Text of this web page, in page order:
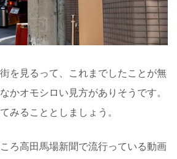
を見るって、これまでしたことが無
かオモシロい見方がありそうです。
みることとしましょう。
ろ高田馬場新聞で流行っている動画